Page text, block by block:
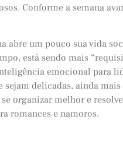
Conforme a semana
abre um pouco sua vida
está sendo mais
emocional para
delicadas, ainda
organizar melhor e
romances e namoros.